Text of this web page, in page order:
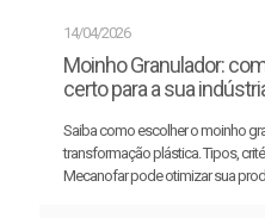
14/04/2026
Moinho Granulador:
certo para a sua
Saiba como escolher o moinho
transformação plástica. Tipos,
Mecanofar pode otimizar sua